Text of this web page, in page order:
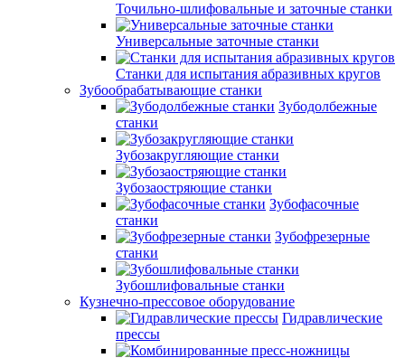
Точильно-шлифовальные и заточные станки
Универсальные заточные станки
Станки для испытания абразивных кругов
Зубообрабатывающие станки
Зубодолбежные
станки
Зубозакругляющие станки
Зубозаостряющие станки
Зубофасочные
станки
Зубофрезерные
станки
Зубошлифовальные станки
Кузнечно-прессовое оборудование
Гидравлические
прессы